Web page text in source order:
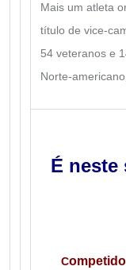
Mais um atleta
título de vice-
54 veteranos e
Norte-
É neste
C